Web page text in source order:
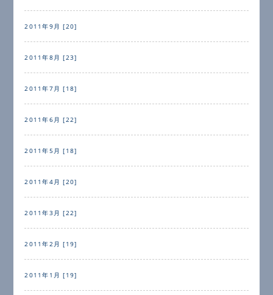
2011年9月 [20]
2011年8月 [23]
2011年7月 [18]
2011年6月 [22]
2011年5月 [18]
2011年4月 [20]
2011年3月 [22]
2011年2月 [19]
2011年1月 [19]